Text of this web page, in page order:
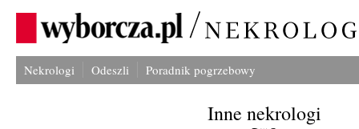
Nekrologi Odeszli Poradnik pogrzebowy
Inne nekrologi